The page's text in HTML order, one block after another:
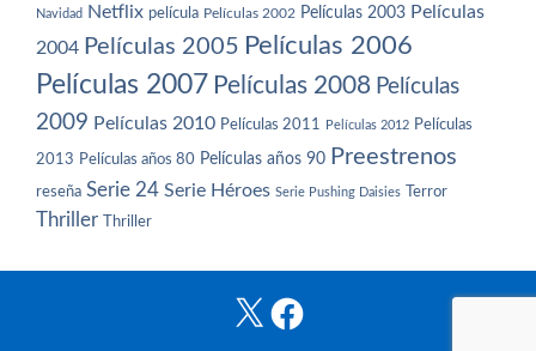
Navidad Netflix película Películas 2002 Películas 2003 Películas
2004 Películas 2005 Películas 2006
Películas 2007 Películas 2008 Películas
2009 Películas 2010 Películas 2011 Películas 2012 Películas
2013 Películas años 80 Películas años 90 Preestrenos
reseña Serie 24 Serie Héroes Serie Pushing Daisies Terror
Thriller Thriller
X Facebook